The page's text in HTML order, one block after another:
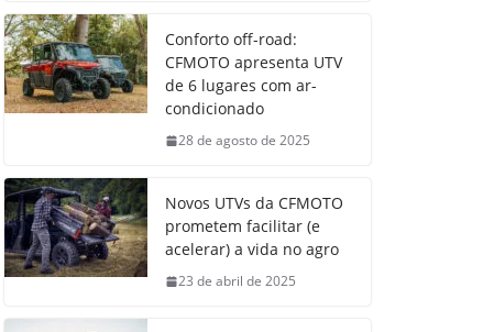
Conforto off-road:
CFMOTO apresenta UTV
de 6 lugares com ar-
condicionado
28 de agosto de 2025
Novos UTVs da CFMOTO
prometem facilitar (e
acelerar) a vida no agro
23 de abril de 2025